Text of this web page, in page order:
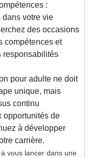
:
votre vie
des occasions
compétences et
responsabilités
pour adulte ne doit
unique, mais
continu
opportunités de
à développer
carrière.
vous lancer dans une